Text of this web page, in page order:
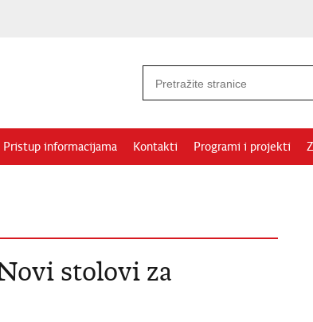
Pristup informacijama Kontakti Programi i projekti
stolovi za